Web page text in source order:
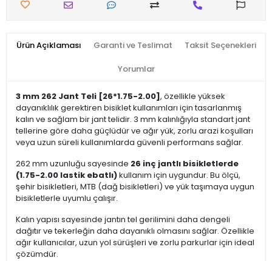
Ürün Açıklaması Garanti ve Teslimat Taksit Seçenekleri
Yorumlar
3 mm 262 Jant Teli [26*1.75-2.00] , özellikle yüksek
dayanıklılık gerektiren bisiklet kullanımları için tasarlanmış
kalın ve sağlam bir jant telidir. 3 mm kalınlığıyla standart jant
tellerine göre daha güçlüdür ve ağır yük, zorlu arazi koşulları
veya uzun süreli kullanımlarda güvenli performans sağlar.
262 mm uzunluğu sayesinde 26 inç jantlı bisikletlerde
(1.75-2.00 lastik ebatlı)kullanım için uygundur. Bu ölçü,
şehir bisikletleri, MTB (dağ bisikletleri) ve yük taşımaya uygun
bisikletlerle uyumlu çalışır.
Kalın yapısı sayesinde jantın tel gerilimini daha dengeli
dağıtır ve tekerleğin daha dayanıklı olmasını sağlar. Özellikle
ağır kullanıcılar, uzun yol sürüşleri ve zorlu parkurlar için ideal
çözümdür.